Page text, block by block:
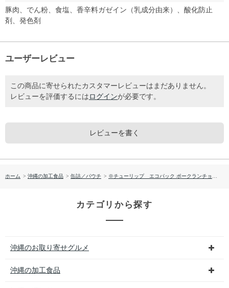
豚肉、でん粉、食塩、香辛料ガゼイン（乳成分由来）、酸化防止
剤、発色剤
ユーザーレビュー
この商品に寄せられたカスタマーレビューはまだありません。
レビューを評価するには ログインが必要です。
レビューを書く
ホーム > 沖縄の加工食品 > 缶詰／パウチ > ※チューリップ エコパック ポークランチョンミート（200ｇ）
カテゴリから探す
沖縄のお取り寄せグルメ
沖縄の加工食品